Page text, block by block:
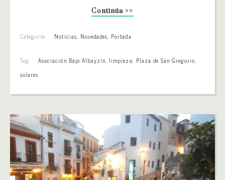
Continúa >>
Categoría: Noticias, Novedades, Portada
Tag: Asociación Bajo Albayzín, limpieza, Plaza de San Gregorio,
solares